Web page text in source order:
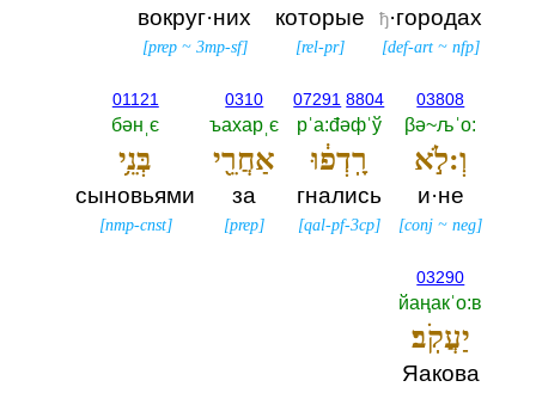
ђ·городах
[def-art ~nfp]
которые
[rel-pr]
вокруг·них
[prep~ 3mp-sf]
03808
βә~љˈо:‎
וְ:לֹ֣א
и·не
[conj ~neg]
07291 8804
рˈа:đәфˈў
רָֽדְפ֔וּ
гнались
[qal-pf-3cp]
0310
ъахарˌє
אַחֲרֵ֖י
за
[prep]
01121
бәнˌє
בְּנֵ֥י
сыновьями
[nmp-cnst]
03290
йаңакˈо:в
יַעֲקֹֽב׃
Яакова